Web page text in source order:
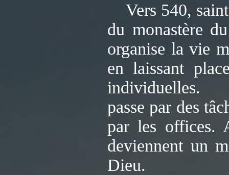
Vers 540,
du monastère
organise la vie
en laissant
individuelles.
passe par des
par les offices.
deviennent un
Dieu.